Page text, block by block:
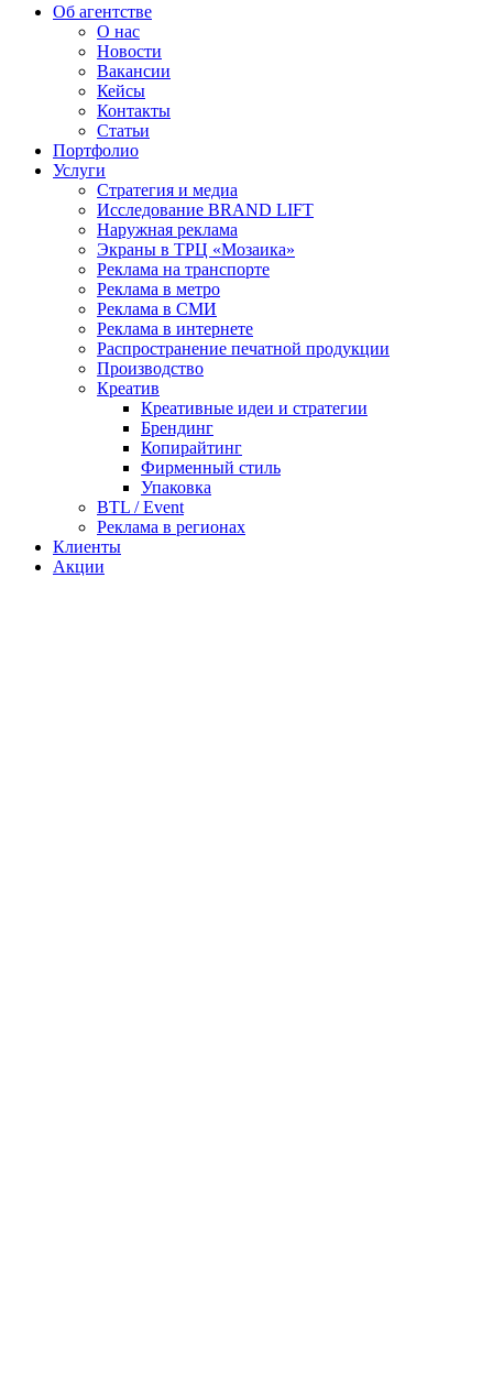
Об агентстве
О нас
Новости
Вакансии
Кейсы
Контакты
Статьи
Портфолио
Услуги
Стратегия и медиа
Исследование BRAND LIFT
Наружная реклама
Экраны в ТРЦ «Мозаика»
Реклама на транспорте
Реклама в метро
Реклама в СМИ
Реклама в интернете
Распространение печатной продукции
Производство
Креатив
Креативные идеи и стратегии
Брендинг
Копирайтинг
Фирменный стиль
Упаковка
BTL / Event
Реклама в регионах
Клиенты
Акции